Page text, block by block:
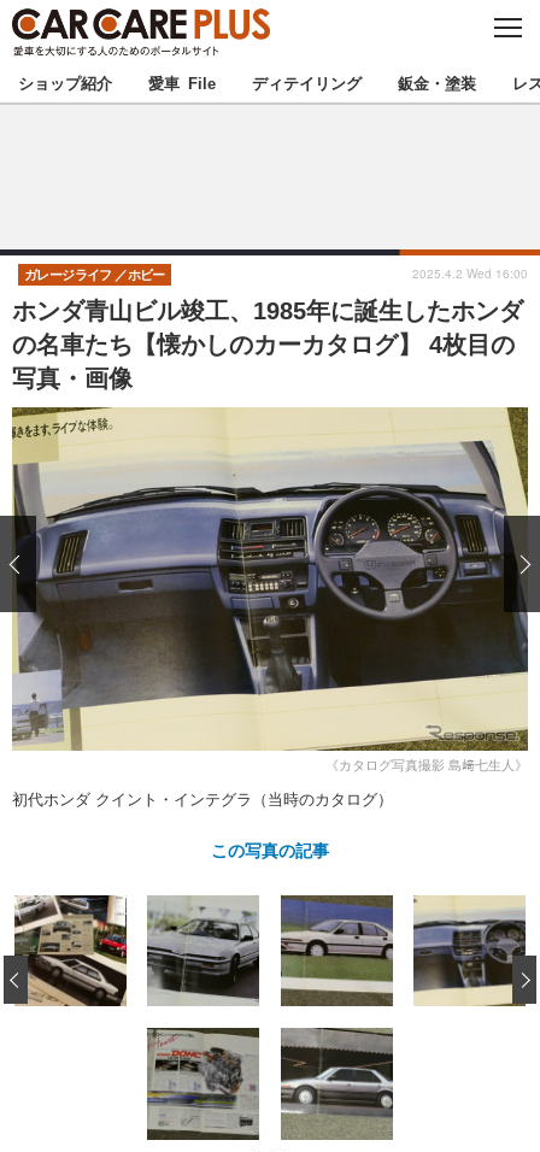
C
S
E
★カーケアプラス認定★ 厳選プロショップを地域から探す
甲信越 北陸
東海 関西
中国
九州
注目の記事
ショップレポート 愛車 File
自動車豆知識 ストップ！不具合修理＆粗悪修理
鈑金・塗装
ディテイリング
ディテイリング 洗車
ヘッドライト磨き
フィルム・ラッピング
鈑金・塗装
小キズ直し
特集記事
ストップ 不具合修理＆粗悪修理
カーメーカー「旧車」関連プロジェ
ショップ紹介
ショップレポート プロショップ検索
レストア
カーメーカー「旧車」関連プロジ
コラム
イベント
ショップ紹介 愛車 File ディテイリング 鈑金・塗装 レ
ホンダ青山ビル竣工、1985年に誕生したホンダ
の名車たち【懐かしのカーカタログ】 4枚目の
写真・画像
ガレージライフ ホビー 2025.4.2 Wed 16:00
《カタログ写真撮影 島﨑七生人》
初代ホンダ クイント・インテグラ（当時のカタログ）
この写真の記事
‹